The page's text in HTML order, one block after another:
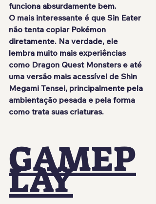
funciona absurdamente bem.
O mais interessante é que Sin Eater
não tenta copiar Pokémon
diretamente. Na verdade, ele
lembra muito mais experiências
como Dragon Quest Monsters e até
uma versão mais acessível de Shin
Megami Tensei, principalmente pela
ambientação pesada e pela forma
como trata suas criaturas.
GAMEP
LAY